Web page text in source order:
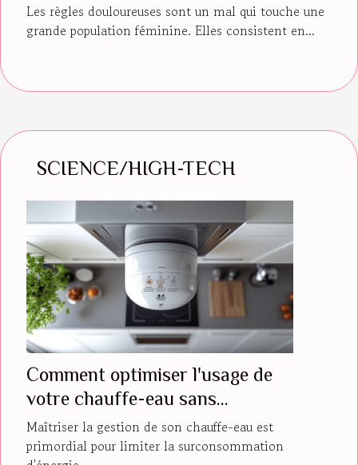
Les règles douloureuses sont un mal qui touche une
grande population féminine. Elles consistent en...
SCIENCE/HIGH-TECH
Comment optimiser l'usage de
votre chauffe-eau sans
surconsommation ?
Maîtriser la gestion de son chauffe-eau est
primordial pour limiter la surconsommation